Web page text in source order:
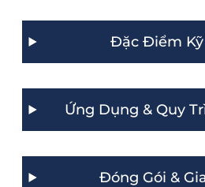
Đặc Điểm
Ứng Dụng & Quy
Đóng Gói &